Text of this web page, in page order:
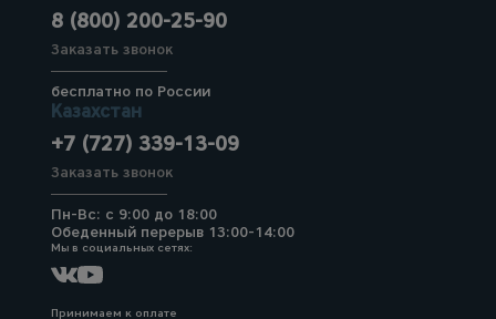
8 (800) 200-25-90
Заказать звонок
бесплатно по России
Казахстан
+7 (727) 339-13-09
Заказать звонок
Пн-Вс: с 9:00 до 18:00
Обеденный перерыв 13:00-14:00
Мы в социальных сетях:
Принимаем к оплате